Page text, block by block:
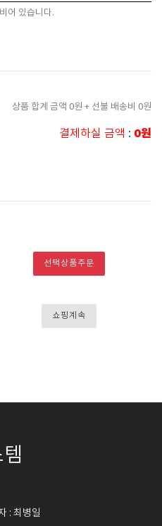
어 있습니다.
상품 합계 금액 0원 + 선불 배송비 0원
결제하실 금액 : 0원
선택상품주문
쇼핑계속
: 최병일